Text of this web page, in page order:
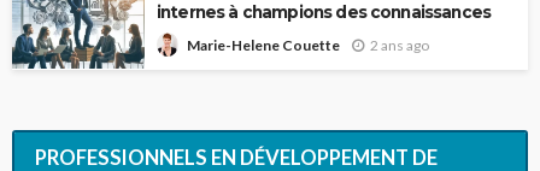
internes à champions des connaissances
Marie-Helene Couette 2 ans ago
PROFESSIONNELS EN DÉVELOPPEMENT DE